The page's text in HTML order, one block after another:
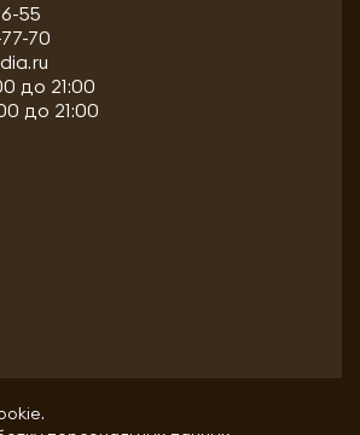
55
70
до 21:00
до 21:00